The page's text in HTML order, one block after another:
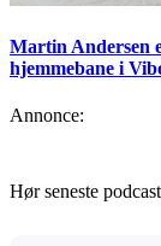
Martin Andersen
hjemmebane i
Annonce:
Hør seneste podcast